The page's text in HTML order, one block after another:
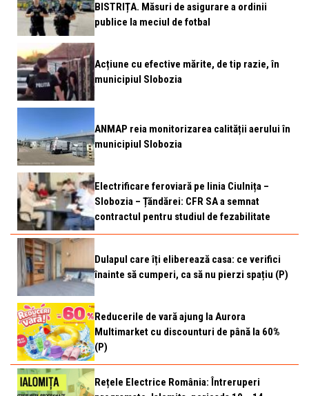
BISTRIȚA. Măsuri de asigurare a ordinii
publice la meciul de fotbal
Acțiune cu efective mărite, de tip razie, în
municipiul Slobozia
ANMAP reia monitorizarea calității aerului în
municipiul Slobozia
Electrificare feroviară pe linia Ciulnița –
Slobozia – Țăndărei: CFR SA a semnat
contractul pentru studiul de fezabilitate
Dulapul care îți eliberează casa: ce verifici
înainte să cumperi, ca să nu pierzi spațiu (P)
Reducerile de vară ajung la Aurora
Multimarket cu discounturi de până la 60%
(P)
Rețele Electrice România: Întreruperi